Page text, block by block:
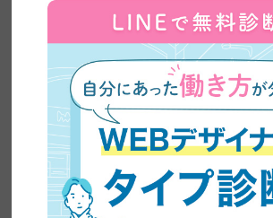
昇給の仕組みが曖昧で、何年
上がらない
同年代の平均年収と比べて明
家族を持ったときの生活がイメ
給料の低さは、努力が正当に評価されていな